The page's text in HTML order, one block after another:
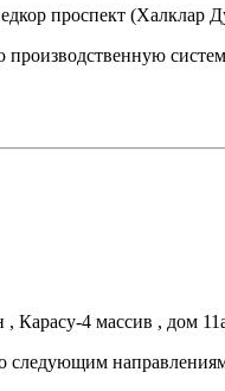
проспект (Халклар
Карасу-4 массив , дом